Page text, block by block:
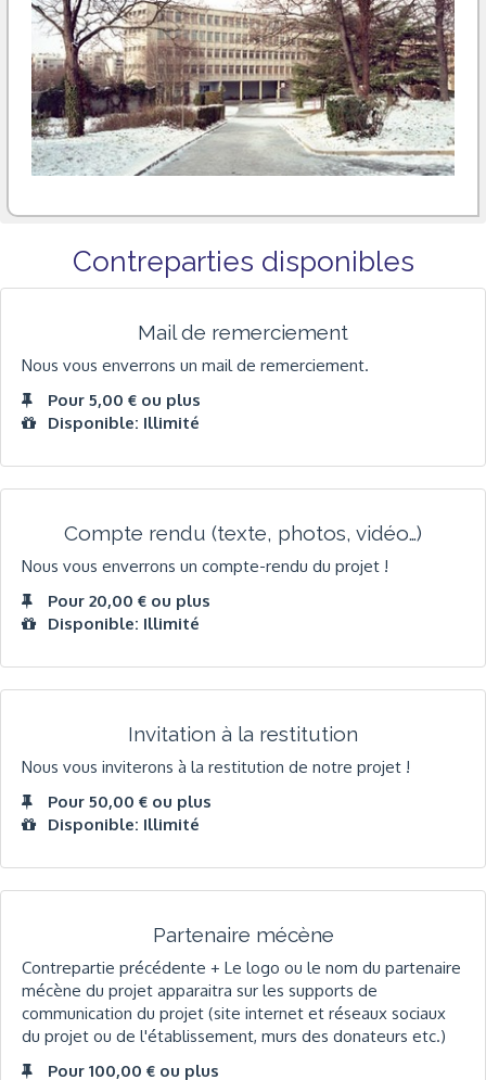
Contreparties disponibles
Mail de remerciement
Nous vous enverrons un mail de remerciement.
Pour 5,00 € ou plus
Disponible: Illimité
Compte rendu (texte, photos, vidéo…)
Nous vous enverrons un compte-rendu du projet !
Pour 20,00 € ou plus
Disponible: Illimité
Invitation à la restitution
Nous vous inviterons à la restitution de notre projet !
Pour 50,00 € ou plus
Disponible: Illimité
Partenaire mécène
Contrepartie précédente + Le logo ou le nom du partenaire
mécène du projet apparaitra sur les supports de
communication du projet (site internet et réseaux sociaux
du projet ou de l'établissement, murs des donateurs etc.)
Pour 100,00 € ou plus